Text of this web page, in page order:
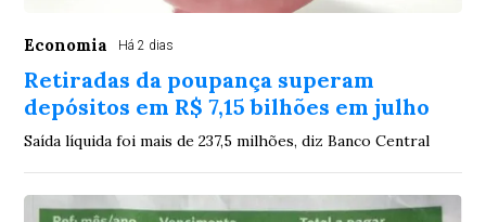
Economia Há 2 dias
Retiradas da poupança superam
depósitos em R$ 7,15 bilhões em julho
Saída líquida foi mais de 237,5 milhões, diz Banco Central